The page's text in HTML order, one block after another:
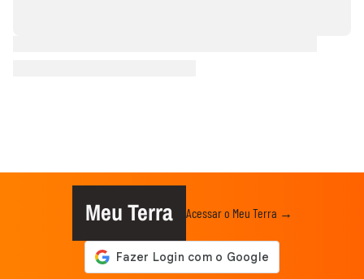
Meu Terra Acessar o Meu Terra →